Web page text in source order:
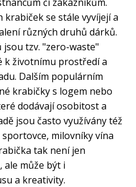
se stále vyvíjejí a
různých druhů dárků.
jsou tzv. "zero-waste"
k životnímu prostředí a
Dalším populárním
krabičky s logem nebo
dodávají osobitost a
jsou často využívány též
milovníky vína
tak není jen
může být i
a kreativity.